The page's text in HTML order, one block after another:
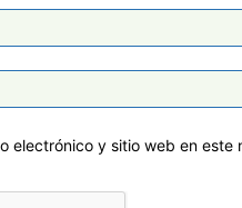
electrónico y sitio web en